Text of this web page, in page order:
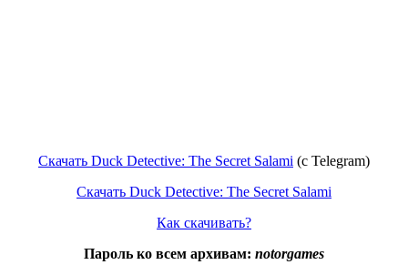
Скачать Duck Detective: The Secret Salami (c Telegram)
Скачать Duck Detective: The Secret Salami
Как скачивать?
Пароль ко всем архивам: notorgames